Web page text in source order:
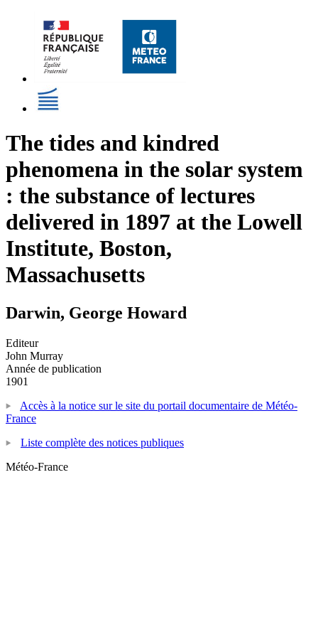
The tides and kindred
phenomena in the solar system
: the substance of lectures
delivered in 1897 at the Lowell
Institute, Boston,
Massachusetts
Darwin, George Howard
Editeur
John Murray
Année de publication
1901
Accès à la notice sur le site du portail documentaire de Météo-
France
Liste complète des notices publiques
Météo-France